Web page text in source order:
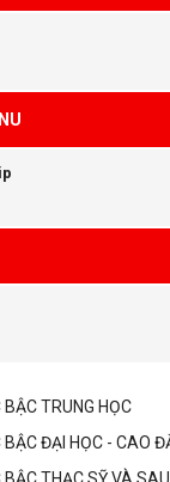
TRUNG HỌC
BẬC ĐẠI HỌC - CAO
BẬC THẠC SỸ VÀ